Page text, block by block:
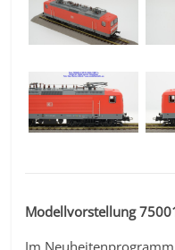
Modellvorstellung
Im